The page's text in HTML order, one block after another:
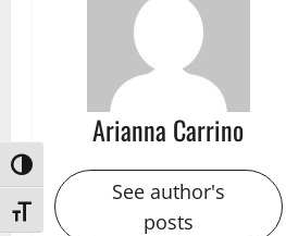
Attiva/disattiva alto contrasto
Attiva/disattiva dimensione testo
Arianna Carrino
See author's
posts